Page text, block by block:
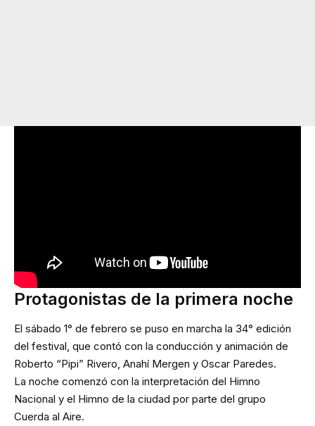
Protagonistas de la primera noche
El sábado 1° de febrero se puso en marcha la 34° edición
del festival, que contó con la conducción y animación de
Roberto “Pipi” Rivero, Anahí Mergen y Oscar Paredes.
La noche comenzó con la interpretación del Himno
Nacional y el Himno de la ciudad por parte del grupo
Cuerda al Aire.